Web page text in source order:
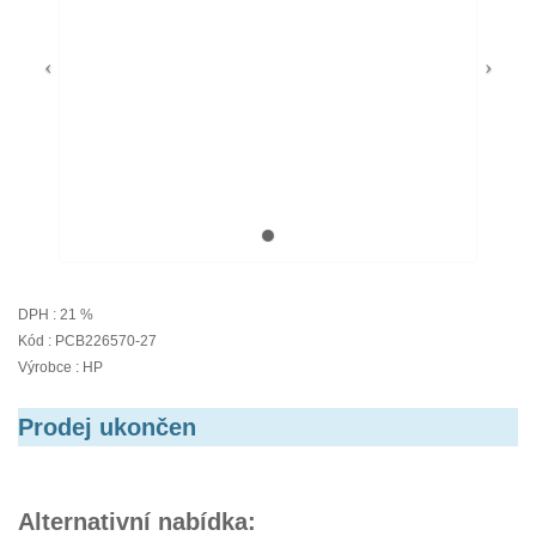
DPH : 21 %
Kód : PCB226570-27
Výrobce : HP
Prodej ukončen
Alternativní nabídka: